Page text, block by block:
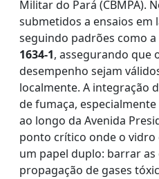
Militar do Pará (CBMPA).
submetidos a ensaios
seguindo padrões como a
1634-1, assegurando que
desempenho sejam
localmente. A integração
de fumaça,
ao longo da Avenida
ponto crítico onde o
um papel duplo: barrar
propagação de gases